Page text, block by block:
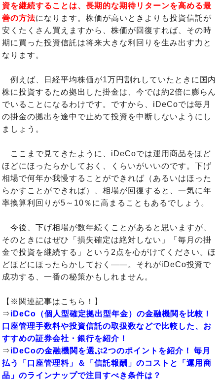
資を継続することは、長期的な期待リターンを高める最
善の方法になります。株価が高いときよりも投資信託が
安くたくさん買えますから、株価が回復すれば、その時
期に買った投資信託は将来大きな利回りを生み出す力と
なります。
例えば、日経平均株価が1万円割れしていたときに国内
株に投資するため拠出した掛金は、今では約2倍に膨らん
でいることになるわけです。ですから、iDeCoでは毎月
の掛金の拠出を途中で止めて投資を中断しないようにし
ましょう。
ここまで見てきたように、iDeCoでは運用商品をほど
ほどにほったらかしておく、くらいがいいのです。下げ
相場で何年か我慢することができれば（あるいはほった
らかすことができれば）、相場が回復すると、一気に年
率換算利回りが5～10％に高まることもあるでしょう。
今後、下げ相場が数年続くことがあると思いますが、
そのときにはぜひ「損失確定は絶対しない」「毎月の掛
金で投資を継続する」という2点を心がけてください。ほ
どほどにほったらかしておく――。それがiDeCo投資で
成功する、一番の秘策かもしれません。
【※関連記事はこちら！】
⇒iDeCo（個人型確定拠出型年金）の金融機関を比較！
口座管理手数料や投資信託の取扱数などで比較した、お
すすめの証券会社・銀行を紹介！
⇒iDeCoの金融機関を選ぶ2つのポイントを紹介！ 毎月
払う「口座管理料」＆「信託報酬」のコストと「運用商
品」のラインナップで注目すべき条件は？